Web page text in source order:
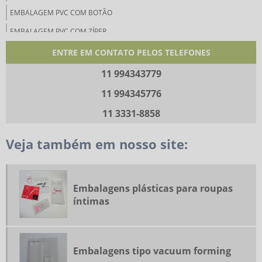
EMBALAGEM PVC COM BOTÃO
EMBALAGEM PVC COM ZÍPER
EMBALAGENS DE PVC
EMBALAGENS LINHA ÍNTIMA
EMBALAGENS PARA CUECAS
EMBALAGENS PARA TRAVESSEIROS
EMBALAGENS PLÁSTICAS FLEXÍVEIS
EMBALAGENS PLÁSTICAS PARA ROUPAS ÍNTIMAS
EMBALAGENS PLÁSTICAS VACUUM FORMING
EMBALAGENS TIPO VACUUM FORMING
ENTRE EM CONTATO PELOS TELEFONES
11 994343779
11 994345776
11 3331-8858
Veja também em nosso site:
Embalagens plásticas para roupas
íntimas
Embalagens tipo vacuum forming